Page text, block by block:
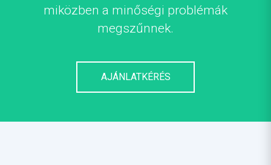
miközben a minőségi problémák
megszűnnek.
AJÁNLATKÉRÉS